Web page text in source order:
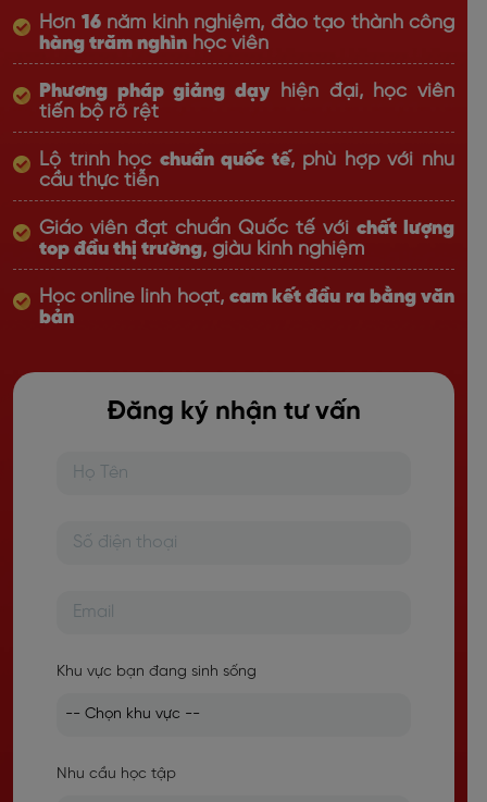
Hơn 16năm kinh nghiệm, đào tạo thành công
hàng trăm nghìn học viên
Phương pháp giảng dạy hiện đại, học viên
tiến bộ rõ rệt
Lộ trình học chuẩn quốc tế, phù hợp với nhu
cầu thực tiễn
Giáo viên đạt chuẩn Quốc tế với chất lượng
top đầu thị trường, giàu kinh nghiệm
Học online linh hoạt, cam kết đầu ra bằng văn
bản
Đăng ký nhận tư vấn
Khu vực bạn đang sinh sống
Nhu cầu học tập